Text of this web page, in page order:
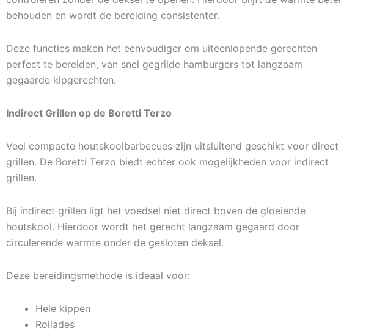
behouden en wordt de bereiding consistenter.
Deze functies maken het eenvoudiger om uiteenlopende gerechten
perfect te bereiden, van snel gegrilde hamburgers tot langzaam
gegaarde kipgerechten.
Indirect Grillen op de Boretti Terzo
Veel compacte houtskoolbarbecues zijn uitsluitend geschikt voor direct
grillen. De Boretti Terzo biedt echter ook mogelijkheden voor indirect
grillen.
Bij indirect grillen ligt het voedsel niet direct boven de gloeiende
houtskool. Hierdoor wordt het gerecht langzaam gegaard door
circulerende warmte onder de gesloten deksel.
Deze bereidingsmethode is ideaal voor:
Hele kippen
Rollades